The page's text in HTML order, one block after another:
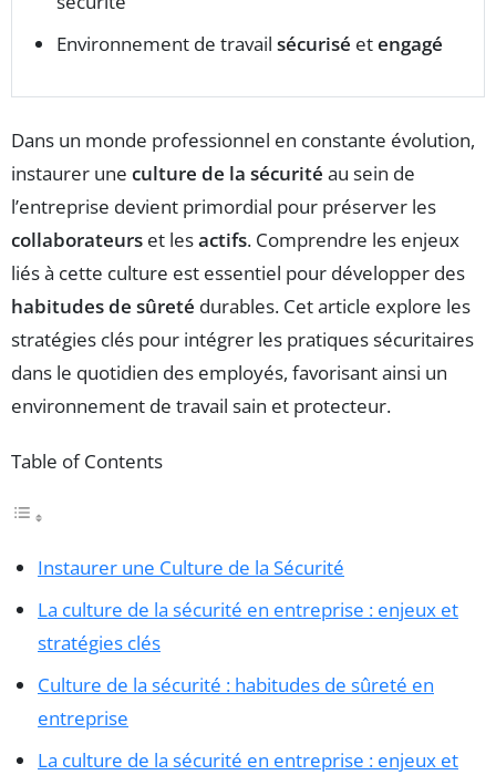
Environnement de travail sécurisé etengagé
Dans un monde professionnel en constante évolution,
instaurer une culture de la sécurité au sein de
l’entreprise devient primordial pour préserver les
collaborateurs et lesactifs. Comprendre les enjeux
liés à cette culture est essentiel pour développer des
habitudes de sûreté durables. Cet article explore les
stratégies clés pour intégrer les pratiques sécuritaires
dans le quotidien des employés, favorisant ainsi un
environnement de travail sain et protecteur.
Table of Contents
Instaurer une Culture de la Sécurité
La culture de la sécurité en entreprise : enjeux et
stratégies clés
Culture de la sécurité : habitudes de sûreté en
entreprise
La culture de la sécurité en entreprise : enjeux et